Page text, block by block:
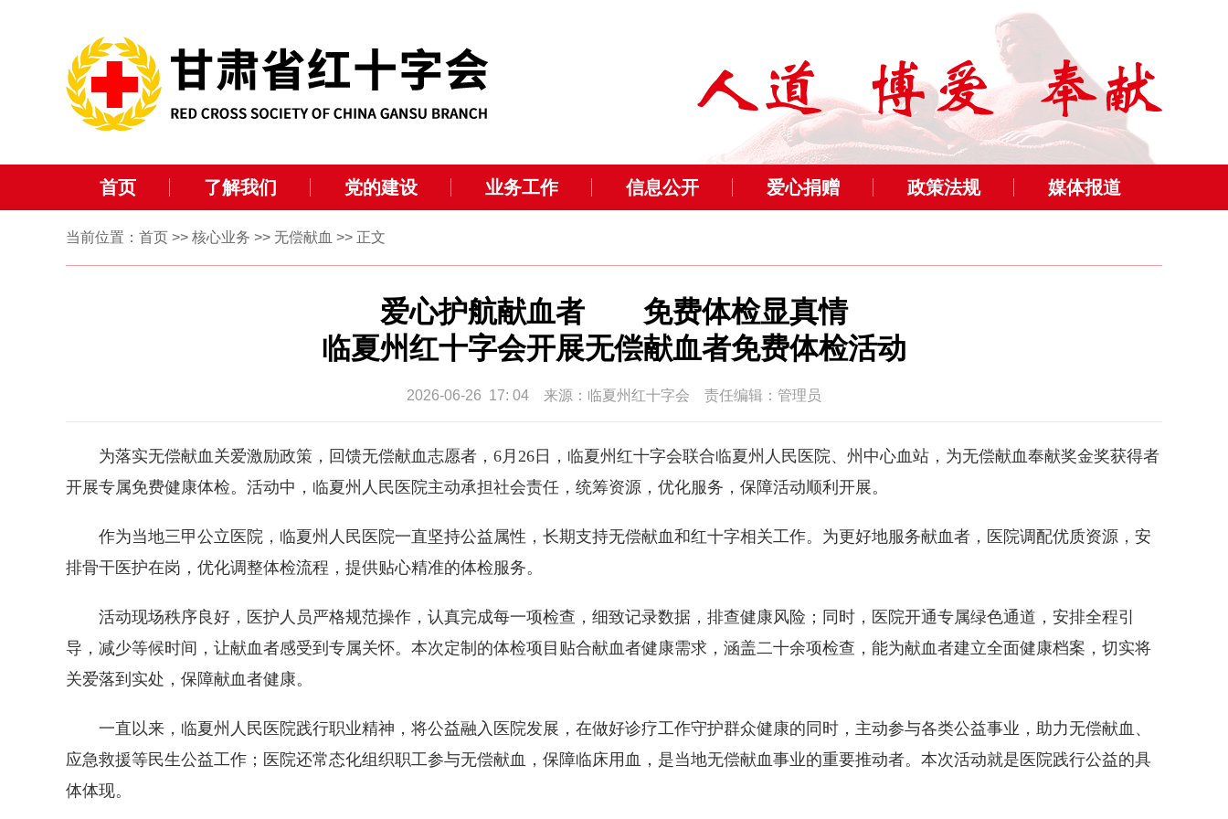
首页 了解我们 党的建设 业务工作 信息公开 爱心捐赠 政策法规 媒体报道
当前位置： 首页 >> 核心业务 >> 无偿献血 >> 正文
爱心护航献血者 免费体检显真情
临夏州红十字会开展无偿献血者免费体检活动
2026-06-26 17: 04 来源：临夏州红十字会 责任编辑：管理员
为落实无偿献血关爱激励政策，回馈无偿献血志愿者，6月26日，临夏州红十字会联合临夏州人民医院、州中心血站，为无偿献血奉献奖金奖获得者
开展专属免费健康体检。活动中，临夏州人民医院主动承担社会责任，统筹资源，优化服务，保障活动顺利开展。
作为当地三甲公立医院，临夏州人民医院一直坚持公益属性，长期支持无偿献血和红十字相关工作。为更好地服务献血者，医院调配优质资源，安
排骨干医护在岗，优化调整体检流程，提供贴心精准的体检服务。
活动现场秩序良好，医护人员严格规范操作，认真完成每一项检查，细致记录数据，排查健康风险；同时，医院开通专属绿色通道，安排全程引
导，减少等候时间，让献血者感受到专属关怀。本次定制的体检项目贴合献血者健康需求，涵盖二十余项检查，能为献血者建立全面健康档案，切实将
关爱落到实处，保障献血者健康。
一直以来，临夏州人民医院践行职业精神，将公益融入医院发展，在做好诊疗工作守护群众健康的同时，主动参与各类公益事业，助力无偿献血、
应急救援等民生公益工作；医院还常态化组织职工参与无偿献血，保障临床用血，是当地无偿献血事业的重要推动者。本次活动就是医院践行公益的具
体体现。